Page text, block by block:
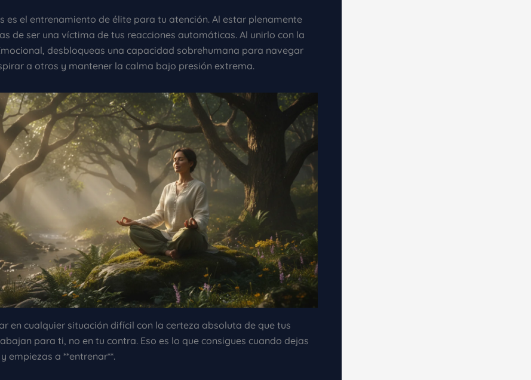
es el entrenamiento de élite para tu atención. Al estar plenamente
de ser una víctima de tus reacciones automáticas. Al unirlo con la
desbloqueas una capacidad sobrehumana para navegar
a otros y mantener la calma bajo presión extrema.
en cualquier situación difícil con la certeza absoluta de que tus
para ti, no en tu contra. Eso es lo que consigues cuando dejas
empiezas a **entrenar**.